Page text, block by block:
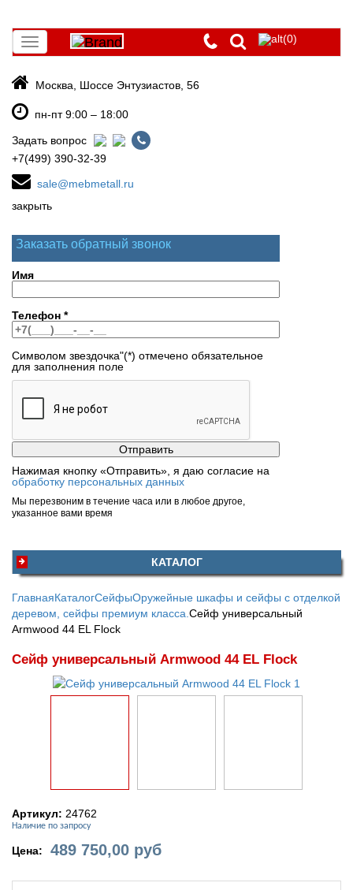
Toggle
navigation
(0)
Москва, Шоссе Энтузиастов, 56
пн-пт 9:00 – 18:00
Задать вопрос
+7(499) 390-32-39
sale@mebmetall.ru
закрыть
Заказать обратный звонок
Имя
Телефон *
Символом звездочка"(*) отмечено обязательное
для заполнения поле
Нажимая кнопку «Отправить», я даю согласие на
обработку персональных данных
Мы перезвоним в течение часа или в любое другое,
указанное вами время
КАТАЛОГ
ГлавнаяКаталогСейфыОружейные шкафы и сейфы с отделкой
деревом, сейфы премиум класса. Сейф универсальный
Armwood 44 EL Flock
Сейф универсальный Armwood 44 EL Flock
Артикул: 24762
Наличие по запросу
Цена: 489 750,00 руб